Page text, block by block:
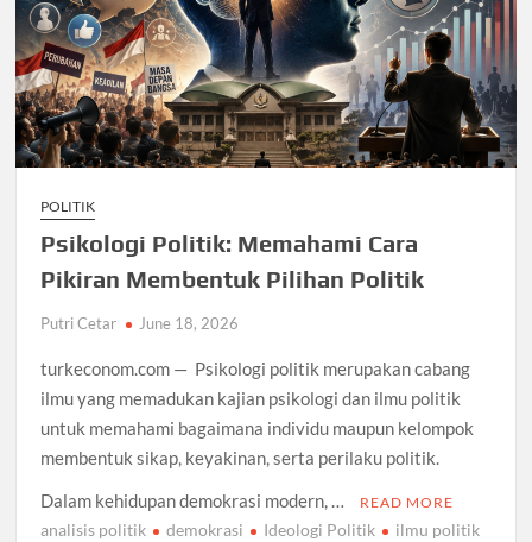
POLITIK
Psikologi Politik: Memahami Cara
Pikiran Membentuk Pilihan Politik
Putri Cetar June 18, 2026
turkeconom.com — Psikologi politik merupakan cabang
ilmu yang memadukan kajian psikologi dan ilmu politik
untuk memahami bagaimana individu maupun kelompok
membentuk sikap, keyakinan, serta perilaku politik.
Dalam kehidupan demokrasi modern, …
READ MORE
analisis politik demokrasi Ideologi Politik ilmu politik